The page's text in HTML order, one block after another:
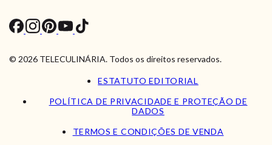
© 2026 TELECULINÁRIA. Todos os direitos reservados.
ESTATUTO EDITORIAL
POLÍTICA DE PRIVACIDADE E PROTEÇÃO DE
DADOS
TERMOS E CONDIÇÕES DE VENDA